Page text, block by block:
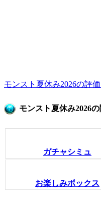
モンスト夏休み2026の評
モンスト夏休み2026
ガチャシミュ
お楽しみボックス